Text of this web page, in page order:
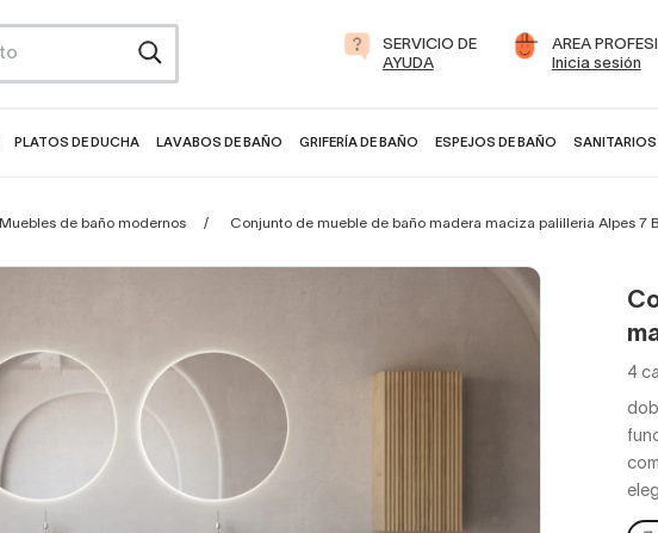
SERVICIO DE
AYUDA
AREA
Inicia sesión
PLATOS DE DUCHA LAVABOS DE BAÑO GRIFERÍA DE BAÑO ESPEJOS DE BAÑO SANITARIOS
Muebles de baño modernos Conjunto de mueble de baño madera maciza palilleria Alpes 7
4